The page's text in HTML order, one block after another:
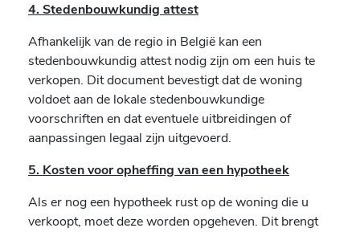
4. Stedenbouwkundig attest
Afhankelijk van de regio in België kan een
stedenbouwkundig attest nodig zijn om een huis te
verkopen. Dit document bevestigt dat de woning
voldoet aan de lokale stedenbouwkundige
voorschriften en dat eventuele uitbreidingen of
aanpassingen legaal zijn uitgevoerd.
5. Kosten voor opheffing van een hypotheek
Als er nog een hypotheek rust op de woning die u
verkoopt, moet deze worden opgeheven. Dit brengt